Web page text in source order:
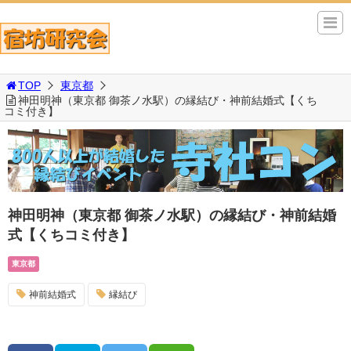
TOP
東京都
神田明神（東京都 御茶ノ水駅）の縁結び・神前結婚式【くち
コミ付き】
神田明神（東京都 御茶ノ水駅）の縁結び・神前結婚
式【くちコミ付き】
東京都
神前結婚式 縁結び